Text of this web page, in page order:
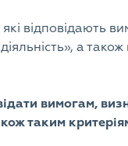
відповідають
а
вимогам,
таким